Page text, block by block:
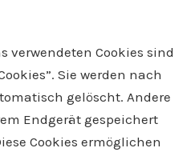
verwendeten Cookies sind
Sie werden nach
gelöscht. Andere
Endgerät gespeichert
Cookies ermöglichen